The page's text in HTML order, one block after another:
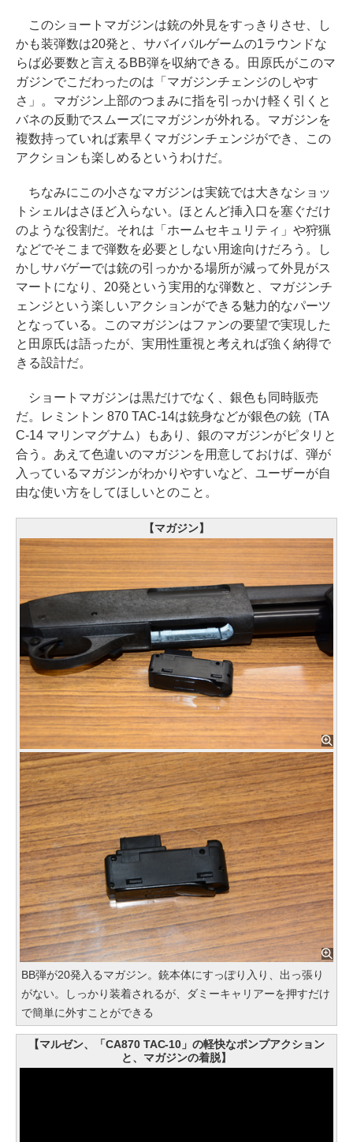
このショートマガジンは銃の外見をすっきりさせ、し
かも装弾数は20発と、サバイバルゲームの1ラウンドな
らば必要数と言えるBB弾を収納できる。田原氏がこのマ
ガジンでこだわったのは「マガジンチェンジのしやす
さ」。マガジン上部のつまみに指を引っかけ軽く引くと
バネの反動でスムーズにマガジンが外れる。マガジンを
複数持っていれば素早くマガジンチェンジができ、この
アクションも楽しめるというわけだ。
ちなみにこの小さなマガジンは実銃では大きなショッ
トシェルはさほど入らない。ほとんど挿入口を塞ぐだけ
のような役割だ。それは「ホームセキュリティ」や狩猟
などでそこまで弾数を必要としない用途向けだろう。し
かしサバゲーでは銃の引っかかる場所が減って外見がス
マートになり、20発という実用的な弾数と、マガジンチ
ェンジという楽しいアクションができる魅力的なパーツ
となっている。このマガジンはファンの要望で実現した
と田原氏は語ったが、実用性重視と考えれば強く納得で
きる設計だ。
ショートマガジンは黒だけでなく、銀色も同時販売
だ。レミントン 870 TAC-14は銃身などが銀色の銃（TA
C-14 マリンマグナム）もあり、銀のマガジンがピタリと
合う。あえて色違いのマガジンを用意しておけば、弾が
入っているマガジンがわかりやすいなど、ユーザーが自
由な使い方をしてほしいとのこと。
【マガジン】
BB弾が20発入るマガジン。銃本体にすっぽり入り、出っ張り
がない。しっかり装着されるが、ダミーキャリアーを押すだけ
で簡単に外すことができる
【マルゼン、「CA870 TAC-10」の軽快なポンプアクション
と、マガジンの着脱】